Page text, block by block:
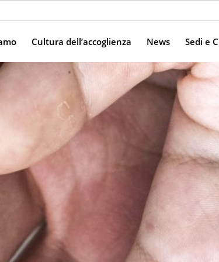
Cultura dell’accoglienza News Sedi e